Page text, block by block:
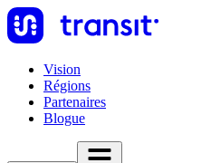
Vision
Régions
Partenaires
Blogue